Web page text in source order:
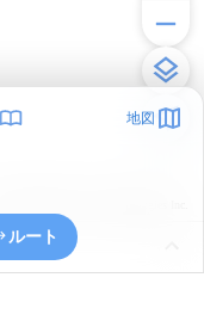
地図
ルート